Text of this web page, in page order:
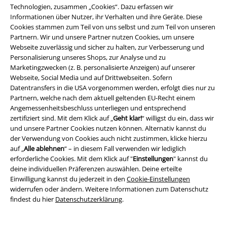
Technologien, zusammen „Cookies“. Dazu erfassen wir
Informationen über Nutzer, ihr Verhalten und ihre Geräte. Diese
Cookies stammen zum Teil von uns selbst und zum Teil von unseren
Partnern. Wir und unsere Partner nutzen Cookies, um unsere
Webseite zuverlässig und sicher zu halten, zur Verbesserung und
Personalisierung unseres Shops, zur Analyse und zu
Marketingzwecken (z. B. personalisierte Anzeigen) auf unserer
Webseite, Social Media und auf Drittwebseiten. Sofern
Datentransfers in die USA vorgenommen werden, erfolgt dies nur zu
Partnern, welche nach dem aktuell geltenden EU-Recht einem
Angemessenheitsbeschluss unterliegen und entsprechend
zertifiziert sind. Mit dem Klick auf „Geht klar!“ willigst du ein, dass wir
und unsere Partner Cookies nutzen können. Alternativ kannst du
der Verwendung von Cookies auch nicht zustimmen, klicke hierzu
auf „Alle ablehnen“ – in diesem Fall verwenden wir lediglich
erforderliche Cookies. Mit dem Klick auf "Einstellungen" kannst du
deine individuellen Präferenzen auswählen. Deine erteilte
Einwilligung kannst du jederzeit in den Cookie-Einstellungen
widerrufen oder ändern. Weitere Informationen zum Datenschutz
findest du hier Datenschutzerklärung.
Punkt sollte also immer der wichtigste sein, um deinen eigenen Style zu
finden.
Was macht deine Persönlichkeit aus?
Genau wie der Mensch selbst, hat auch die Mode ihren eigenen
Charakter. Mal ist sie laut, schrill und mutig. Mal zurückhaltend, elegant
und unaufdringlich. Am besten passt du deine Outfits deinen
Charaktereigenschaften an, um ein authentisches Gesamtbild zu
schaffen.
Welcher Farbtyp bist du?
Wusstest du schon, dass uns Farben lebendiger, frischer und besser
aussehen lassen können? Das liegt am individuellen Hautunterton. Hier
unterscheidet man kühle, warme und neutrale Typen. Während kühlen
Typen eher Farben wie Blau und Pink stehen, sehen warme Typen mit
Erdtönen wie Braun, Honigfarben und Rostfarben super aus. Neutrale
Typen können beides tragen. Passt die Farbe deiner Kleidung nicht zu
deinem Hautunterton, lässt dich das schnell fahl und müde aussehen.